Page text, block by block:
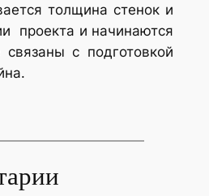
толщина стенок и
проекта и начинаются
с подготовкой